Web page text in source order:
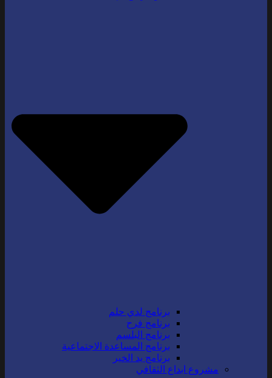
برنامج لدي حلم
برنامج فرح
برنامج البلسم
برنامج المساعدة الاجتماعية
برنامج يد الخير
مشروع ابداع الثقافي